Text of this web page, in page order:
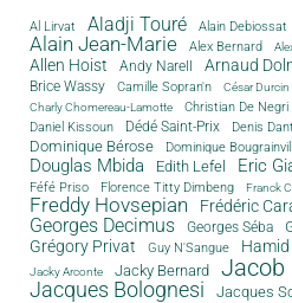
Al Lirvat Aladji Touré Alain Debiossat
Alain Jean-Marie Alex Bernard
Allen Hoist Andy Narell Arnaud
Brice Wassy Camille Sopran'n César Durcin
Charly Chomereau-Lamotte Christian De Negri
Daniel Kissoun Dédé Saint-Prix Denis
Dominique Bérose Dominique
Douglas Mbida Edith Lefel Eric
Féfé Priso Florence Titty Dimbeng Franck
Freddy Hovsepian Frédéric
Georges Decimus Georges Séba
Grégory Privat Guy N'Sangue
Jacky Arconte
Jacky Bernard Jacob
Jacques Bolognesi Jacques